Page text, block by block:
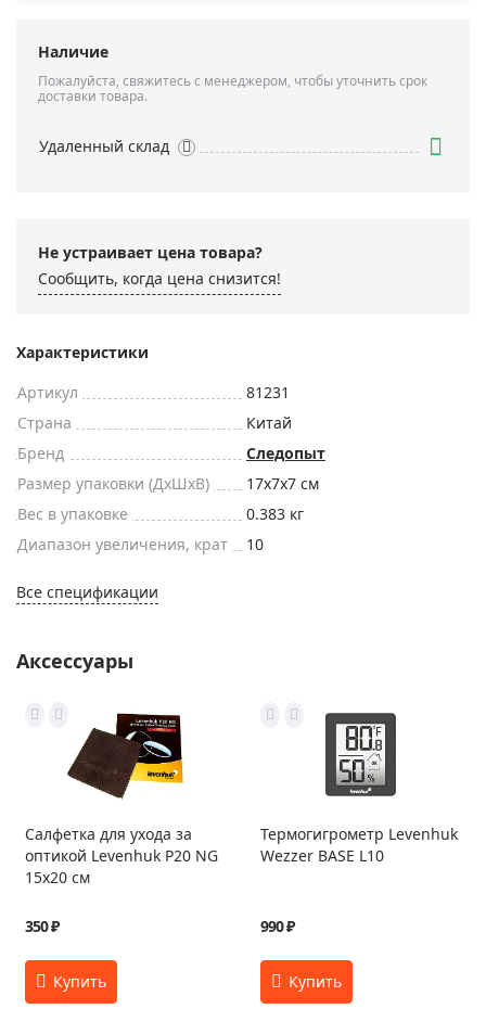
Наличие
Пожалуйста, свяжитесь с менеджером, чтобы уточнить срок
доставки товара.
Удаленный склад
Не устраивает цена товара?
Сообщить, когда цена снизится!
Характеристики
Артикул
81231
Страна
Китай
Бренд
Следопыт
Размер упаковки (ДxШxВ)
17x7x7 см
Вес в упаковке
0.383 кг
Диапазон увеличения, крат
10
Все спецификации
Аксессуары
Салфетка для ухода за
оптикой Levenhuk P20 NG
15x20 см
350 ₽
Термогигрометр Levenhuk
Wezzer BASE L10
990 ₽